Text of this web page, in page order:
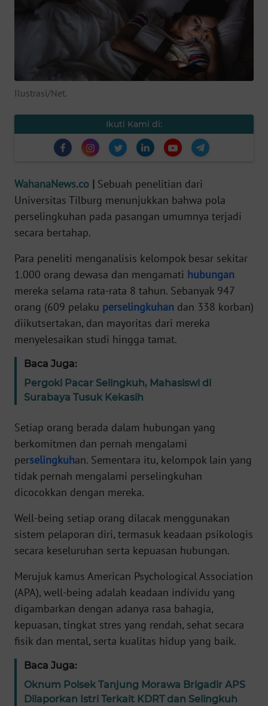
Ilustrasi/Net.
Ikuti Kami di:
WahanaNews.co | Sebuah penelitian dari
Universitas Tilburg menunjukkan bahwa pola
perselingkuhan pada pasangan umumnya terjadi
secara bertahap.
Para peneliti menganalisis kelompok besar sekitar
1.000 orang dewasa dan mengamati hubungan
mereka selama rata-rata 8 tahun. Sebanyak 947
orang (609 pelaku perselingkuhan dan 338 korban)
diikutsertakan, dan mayoritas dari mereka
menyelesaikan studi hingga tamat.
Baca Juga:
Pergoki Pacar Selingkuh, Mahasiswi di
Surabaya Tusuk Kekasih
Setiap orang berada dalam hubungan yang
berkomitmen dan pernah mengalami
perselingkuhan. Sementara itu, kelompok lain yang
tidak pernah mengalami perselingkuhan
dicocokkan dengan mereka.
Well-being setiap orang dilacak menggunakan
sistem pelaporan diri, termasuk keadaan psikologis
secara keseluruhan serta kepuasan hubungan.
Merujuk kamus American Psychological Association
(APA), well-being adalah keadaan individu yang
digambarkan dengan adanya rasa bahagia,
kepuasan, tingkat stres yang rendah, sehat secara
fisik dan mental, serta kualitas hidup yang baik.
Baca Juga:
Oknum Polsek Tanjung Morawa Brigadir APS
Dilaporkan Istri Terkait KDRT dan Selingkuh
SAINS-TEKNO
INTERNASIONAL
PENDIDIKAN
OPINI
Informasi
BERITA
KONTAK
INFO
IKLAN
TENTANG
KAMI
PEDOMAN
MEDIA
REDAKSI
DISCLAIMER
Wahana
News
WN
SUMUT